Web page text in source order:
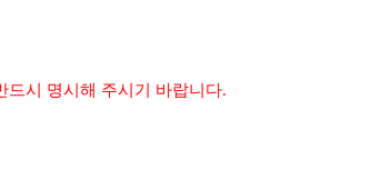
시 명시해 주시기 바랍니다.